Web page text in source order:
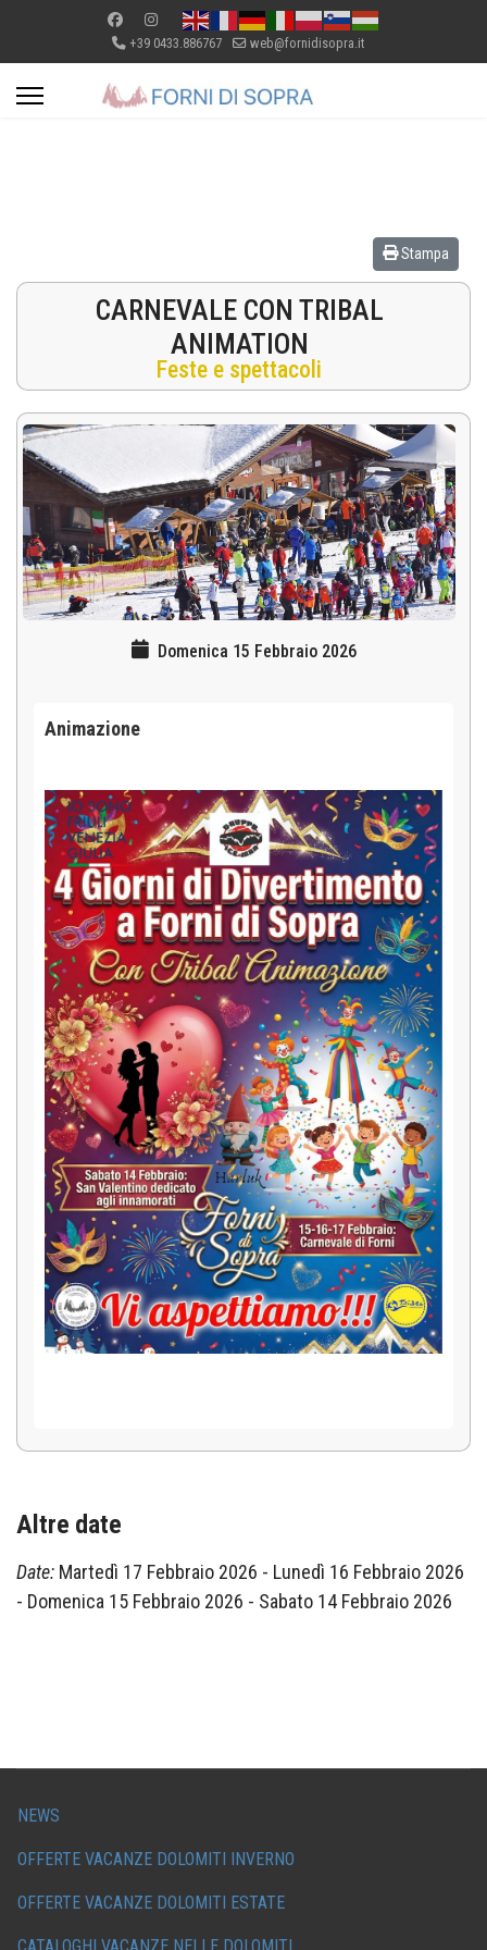
+39 0433.886767 web@fornidisopra.it
Stampa
CARNEVALE CON TRIBAL
ANIMATION
Feste e spettacoli
Domenica 15 Febbraio 2026
Animazione
Altre date
Date: Martedì 17 Febbraio 2026 - Lunedì 16 Febbraio 2026
- Domenica 15 Febbraio 2026 - Sabato 14 Febbraio 2026
NEWS
OFFERTE VACANZE DOLOMITI INVERNO
OFFERTE VACANZE DOLOMITI ESTATE